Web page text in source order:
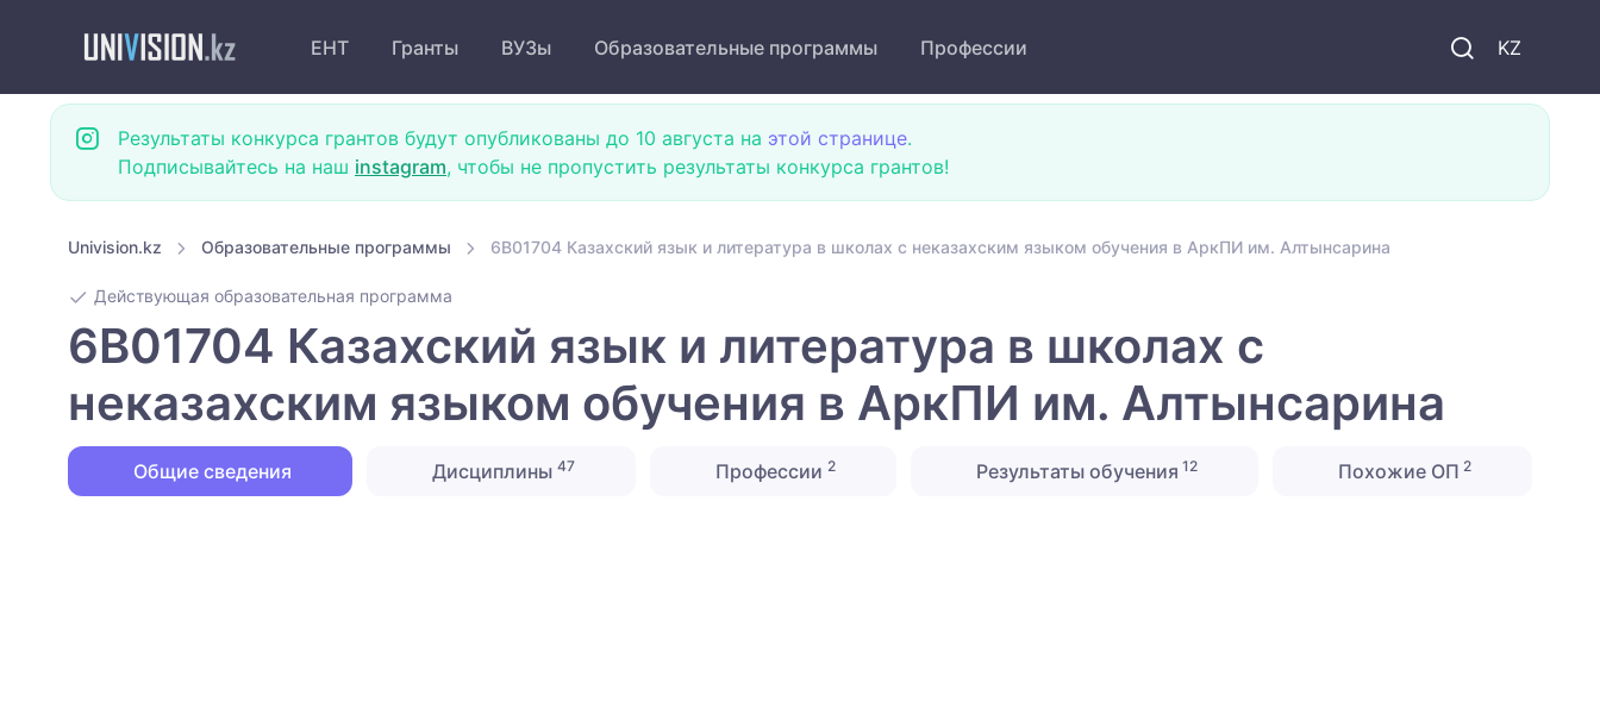
KZ
ЕНТ Гранты ВУЗы Образовательные программы Профессии
Результаты конкурса грантов будут опубликованы до 10 августа на этой странице.
Подписывайтесь на наш instagram, чтобы не пропустить результаты конкурса грантов!
Univision.kz Образовательные программы 6B01704 Казахский язык и литература в школах с неказахским языком обучения в АркПИ им. Алтынсарина
Действующая образовательная программа
6B01704 Казахский язык и литература в школах с
неказахским языком обучения в АркПИ им. Алтынсарина
Общие сведения Дисциплины 47 Профессии 2 Результаты обучения 12 Похожие ОП 2